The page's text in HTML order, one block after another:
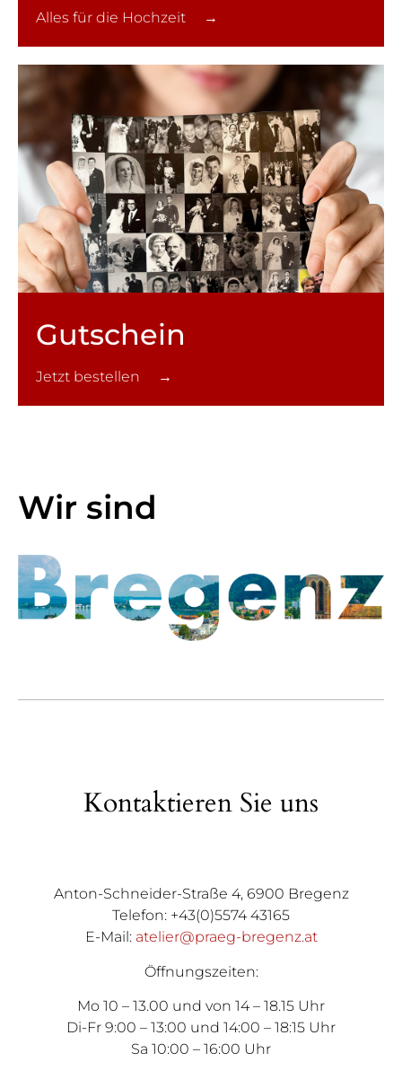
Alles für die Hochzeit →
Gutschein
Jetzt bestellen →
Wir sind
Kontaktieren Sie uns
Anton-Schneider-Straße 4, 6900 Bregenz
Telefon: +43(0)5574 43165
E-Mail: atelier@praeg-bregenz.at
Öffnungszeiten:
Mo 10 – 13.00 und von 14 – 18.15 Uhr
Di-Fr 9:00 – 13:00 und 14:00 – 18:15 Uhr
Sa 10:00 – 16:00 Uhr